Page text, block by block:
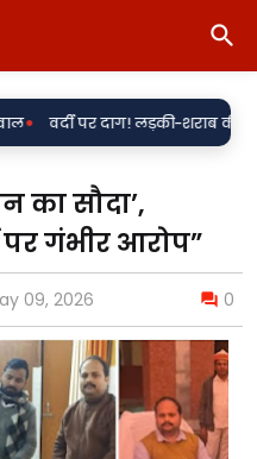
लड़की-शराब की मांग और महिला से
का सौदा’,
गंभीर आरोप”
09, 2026 0